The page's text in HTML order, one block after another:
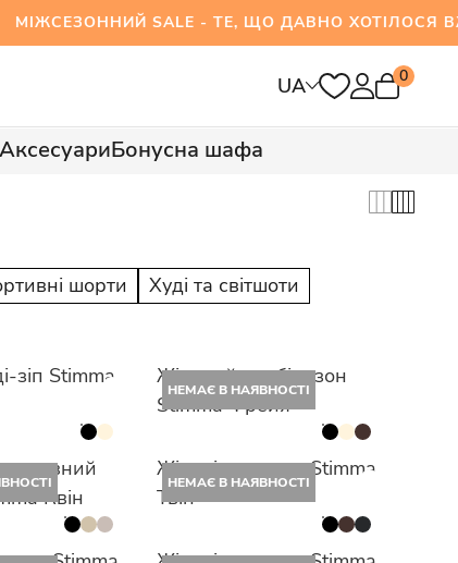
SALE - ТЕ, ЩО ДАВНО ХОТІЛОСЯ
UA 0
АксесуариБонусна шафа
шорти Худі та світшоти
зіп Stimma
НЕМАЄ В НАЯВНОСТІ
Жіночий комбінезон
Stimma Фрейя
Квін
НЕМАЄ В НАЯВНОСТІ
Жіночі джогери Stimma
Твін